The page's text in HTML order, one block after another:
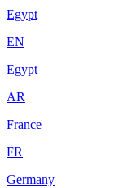
Egypt
EN
Egypt
AR
France
FR
Germany